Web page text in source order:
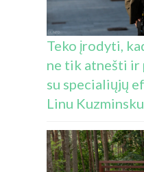
Teko įrodyti,
ne tik atnešti ir
su specialiųjų
Linu Kuzminsku